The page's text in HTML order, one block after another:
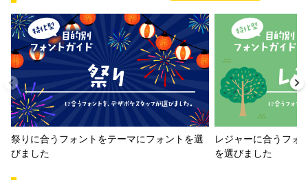
祭りに合うフォントをテーマにフォントを選
びました
レジャーに合うフォ
を選びました